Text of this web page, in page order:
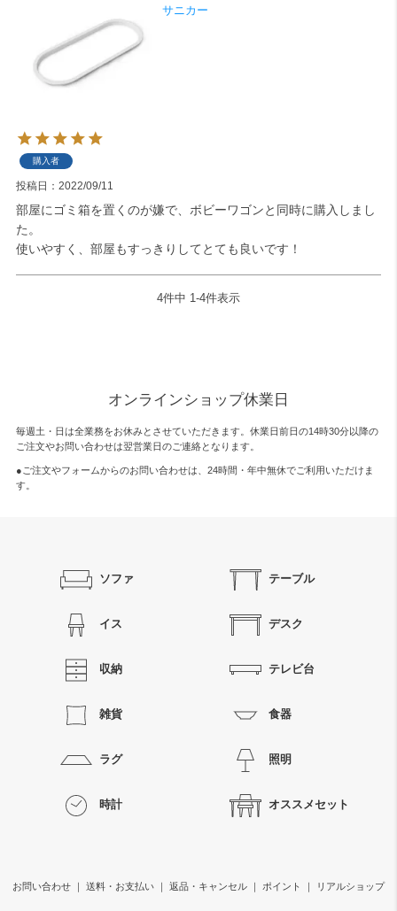
サニカー
購入者
投稿日 2022/09/11
部屋にゴミ箱を置くのが嫌で、ボビーワゴンと同時に購入しまし
た。
使いやすく、部屋もすっきりしてとても良いです！
4件中 1 -4件表示
オンラインショップ休業日
毎週土・日は全業務をお休みとさせていただきます。休業日前日の14時30分以降の
ご注文やお問い合わせは翌営業日のご連絡となります。
●ご注文やフォームからのお問い合わせは、 24時間・年中無休でご利用いただけま
す。
ソファ テーブル
イス デスク
収納 テレビ台
雑貨 食器
ラグ 照明
時計 オススメセット
お問い合わせ ｜ 送料・お支払い ｜ 返品・キャンセル ｜ ポイント ｜ リアルショップ